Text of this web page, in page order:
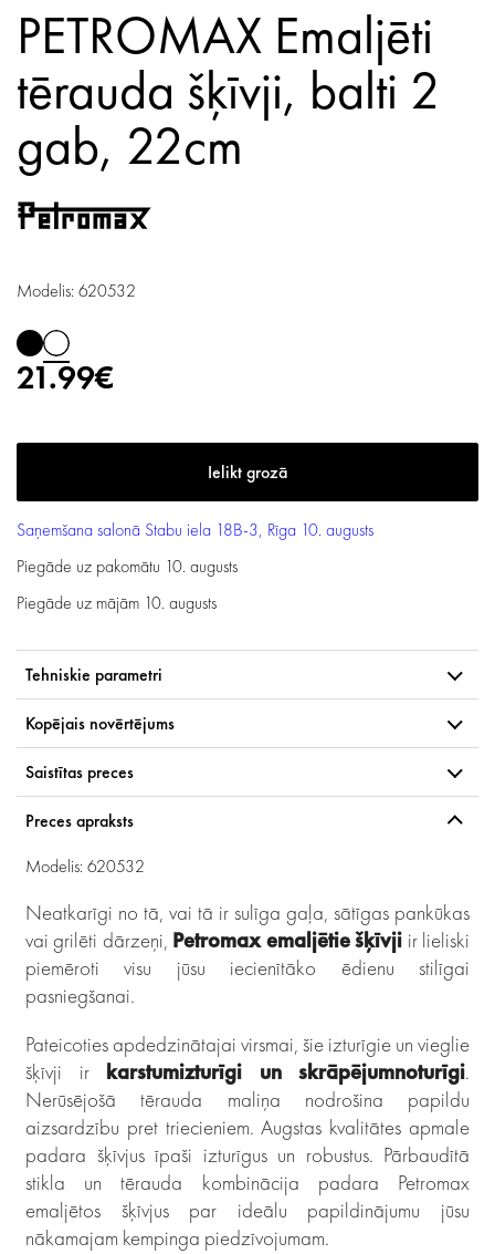
PETROMAX Emaljēti
tērauda šķīvji, balti 2
gab, 22cm
Modelis: 620532
21.99€
Saņemšana salonā Stabu iela 18B-3, Rīga 10. augusts
Piegāde uz pakomātu 10. augusts
Piegāde uz mājām 10. augusts
Tehniskie parametri
Kopējais novērtējums
Saistītas preces
Preces apraksts
Modelis: 620532
Neatkarīgi no tā, vai tā ir sulīga gaļa, sātīgas pankūkas
vai grilēti dārzeņi, Petromax emaljētie šķīvji ir lieliski
piemēroti visu jūsu iecienītāko ēdienu stilīgai
pasniegšanai.
Pateicoties apdedzinātajai virsmai, šie izturīgie un vieglie
šķīvji ir karstumizturīgi un skrāpējumnoturīgi.
Nerūsējošā tērauda maliņa nodrošina papildu
aizsardzību pret triecieniem. Augstas kvalitātes apmale
padara šķīvjus īpaši izturīgus un robustus. Pārbaudītā
stikla un tērauda kombinācija padara Petromax
emaljētos šķīvjus par ideālu papildinājumu jūsu
nākamajam kempinga piedzīvojumam.